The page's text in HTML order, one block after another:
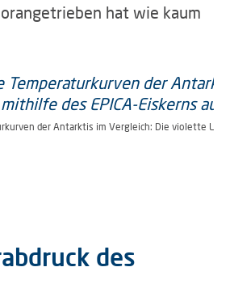
hat wie kaum
der Antarktis im Vergleich: Die violette
des